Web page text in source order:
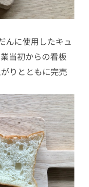
んに使用したキュ
当初からの看板
りとともに完売